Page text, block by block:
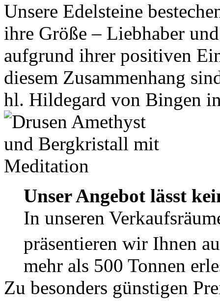
Unsere Edelsteine
ihre Größe – Liebhaber
aufgrund ihrer positiven
diesem Zusammenhang
hl. Hildegard von Bingen
Unser Angebot lässt
In unseren
präsentieren wir Ihnen
mehr als 500 Tonnen
Zu besonders günstigen